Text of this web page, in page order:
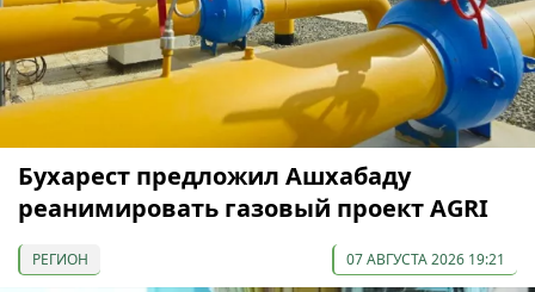
Бухарест предложил Ашхабаду
реанимировать газовый проект AGRI
РЕГИОН 07 АВГУСТА 2026 19:21